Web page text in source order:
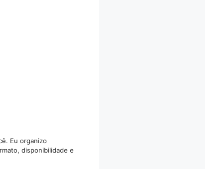
Eu organizo
disponibilidade e